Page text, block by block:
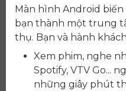
Màn hình Android biến
bạn thành một trung
thụ. Bạn và hành
Xem phim, nghe
Spotify, VTV Go...
những giây phút